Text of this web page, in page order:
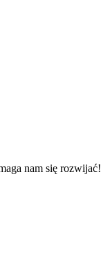
nam się rozwijać!